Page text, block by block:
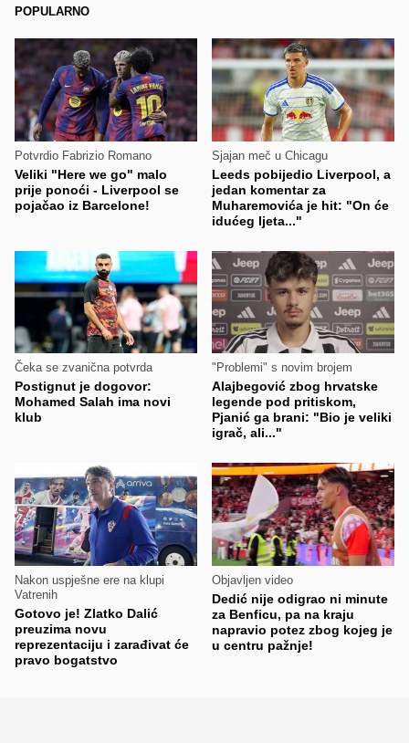
POPULARNO
Potvrdio Fabrizio Romano
Veliki "Here we go" malo
prije ponoći - Liverpool se
pojačao iz Barcelone!
Sjajan meč u Chicagu
Leeds pobijedio Liverpool, a
jedan komentar za
Muharemovića je hit: "On će
idućeg ljeta..."
Čeka se zvanična potvrda
Postignut je dogovor:
Mohamed Salah ima novi
klub
"Problemi" s novim brojem
Alajbegović zbog hrvatske
legende pod pritiskom,
Pjanić ga brani: "Bio je veliki
igrač, ali..."
Nakon uspješne ere na klupi
Vatrenih
Gotovo je! Zlatko Dalić
preuzima novu
reprezentaciju i zarađivat će
pravo bogatstvo
Objavljen video
Dedić nije odigrao ni minute
za Benficu, pa na kraju
napravio potez zbog kojeg je
u centru pažnje!